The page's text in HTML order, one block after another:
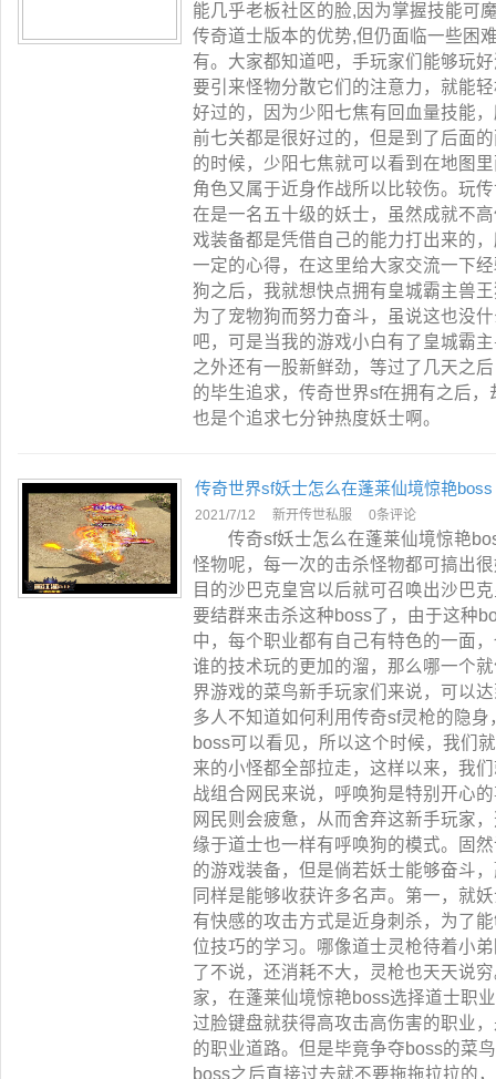
能几乎老板社区的脸,因为掌握技能可
传奇道士版本的优势,但仍面临一些困
有。大家都知道吧，手玩家们能够玩
要引来怪物分散它们的注意力，就能
好过的，因为少阳七焦有回血量技能
前七关都是很好过的，但是到了后面
的时候，少阳七焦就可以看到在地图
角色又属于近身作战所以比较伤。玩
在是一名五十级的妖士，虽然成就不
戏装备都是凭借自己的能力打出来的
一定的心得，在这里给大家交流一下
狗之后，我就想快点拥有皇城霸主兽
为了宠物狗而努力奋斗，虽说这也没
吧，可是当我的游戏小白有了皇城霸
之外还有一股新鲜劲，等过了几天之
的毕生追求，传奇世界sf在拥有之后
也是个追求七分钟热度妖士啊。
传奇世界sf妖士怎么在蓬莱仙境惊艳boss
2021/7/12 新开传世私服 0条评论
传奇sf妖士怎么在蓬莱仙境惊艳
怪物呢，每一次的击杀怪物都可搞出
目的沙巴克皇宫以后就可召唤出沙巴
要结群来击杀这种boss了，由于这种
中，每个职业都有自己有特色的一面
谁的技术玩的更加的溜，那么哪一个
界游戏的菜鸟新手玩家们来说，可以
多人不知道如何利用传奇sf灵枪的隐
boss可以看见，所以这个时候，我们
来的小怪都全部拉走，这样以来，我
战组合网民来说，呼唤狗是特别开心
网民则会疲惫，从而舍弃这新手玩家
缘于道士也一样有呼唤狗的模式。固
的游戏装备，但是倘若妖士能够奋斗
同样是能够收获许多名声。第一，就
有快感的攻击方式是近身刺杀，为了
位技巧的学习。哪像道士灵枪待着小
了不说，还消耗不大，灵枪也天天说
家，在蓬莱仙境惊艳boss选择道士职
过脸键盘就获得高攻击高伤害的职业
的职业道路。但是毕竟争夺boss的菜
boss之后直接过去就不要拖拖拉拉的